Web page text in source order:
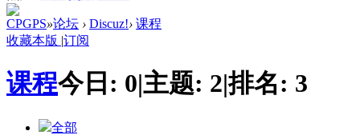
CPGPS»论坛 › Discuz!› 课程
收藏本版 |订阅
课程今日: 0|主题: 2|排名: 3
全部